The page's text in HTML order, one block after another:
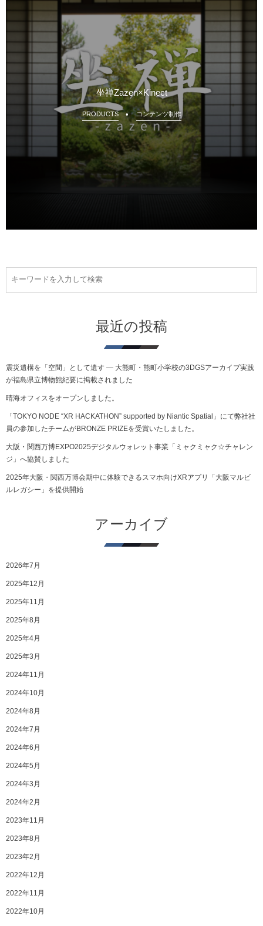
坐禅Zazen×Kinect
PRODUCTS コンテンツ制作
最近の投稿
震災遺構を「空間」として遺す ― 大熊町・熊町小学校の3DGSアーカイブ実践
が福島県立博物館紀要に掲載されました
晴海オフィスをオープンしました。
「TOKYO NODE “XR HACKATHON” supported by Niantic Spatial」にて弊社社
員の参加したチームがBRONZE PRIZEを受賞いたしました。
大阪・関西万博EXPO2025デジタルウォレット事業「ミャクミャク☆チャレン
ジ」へ協賛しました
2025年大阪・関西万博会期中に体験できるスマホ向けXRアプリ「大阪マルビ
ルレガシー」を提供開始
アーカイブ
2026年7月
2025年12月
2025年11月
2025年8月
2025年4月
2025年3月
2024年11月
2024年10月
2024年8月
2024年7月
2024年6月
2024年5月
2024年3月
2024年2月
2023年11月
2023年8月
2023年2月
2022年12月
2022年11月
2022年10月